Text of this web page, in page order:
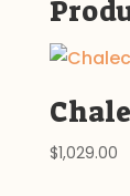
$1,029.00